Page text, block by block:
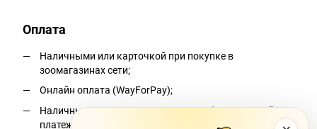
Оплата
Наличными или карточкой при покупке в
зоомагазинах сети;
Онлайн оплата (WayForPay);
Наличными при получении на почте (наложенный
платеж);*